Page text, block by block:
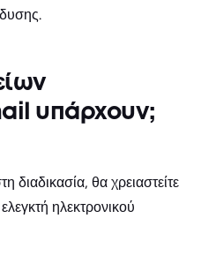
υπάρχουν;
διαδικασία, θα χρειαστείτε
ηλεκτρονικού